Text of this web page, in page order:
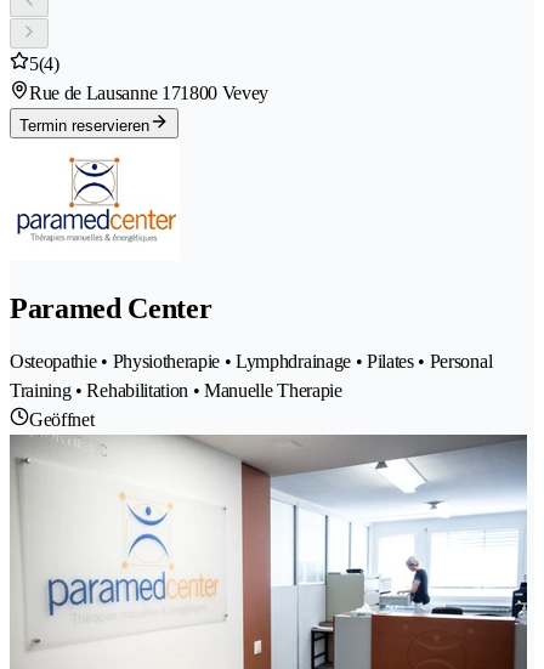
5(4)
Rue de Lausanne 171800 Vevey
Termin reservieren
Paramed Center
Osteopathie • Physiotherapie • Lymphdrainage • Pilates • Personal
Training • Rehabilitation • Manuelle Therapie
Geöffnet